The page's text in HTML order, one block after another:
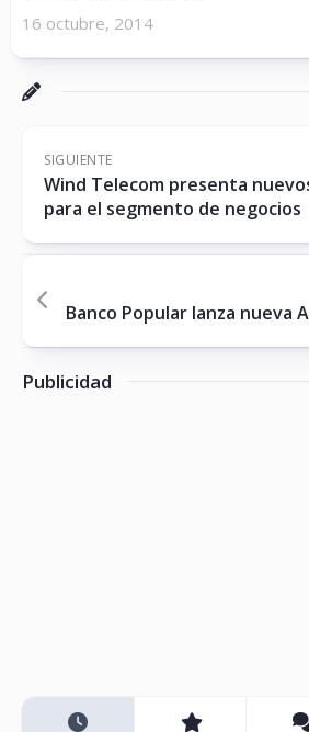
16 octubre, 2014
SIGUIENTE
Wind Telecom presenta
para el segmento de negocios
Banco Popular lanza nueva
Publicidad